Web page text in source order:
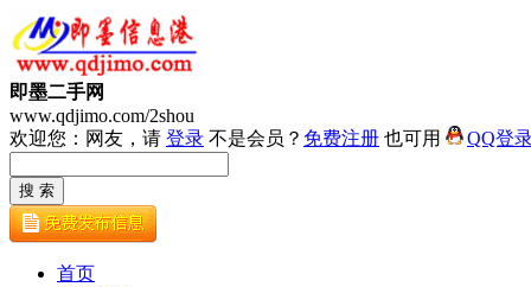
即墨二手网
www.qdjimo.com/2shou
欢迎您：网友，请 登录 不是会员？ 免费注册 也可用 QQ登
首页